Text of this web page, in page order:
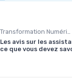
Transformation Numérique
Les avis sur les
ce que vous devez